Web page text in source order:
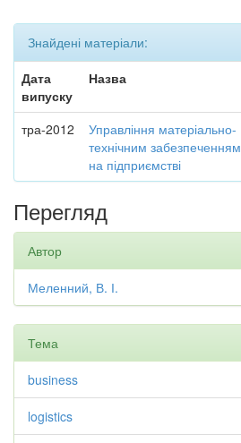
Знайдені матеріали:
Дата
випуску
Назва
тра-2012
Управління матеріально-
технічним забезпеченням
на підприємстві
Перегляд
Автор
Меленний, В. І.
Тема
business
logistics